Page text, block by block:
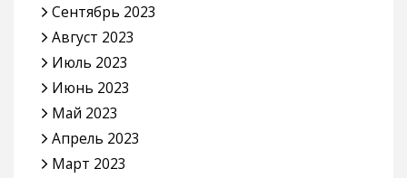
Сентябрь 2023
Август 2023
Июль 2023
Июнь 2023
Май 2023
Апрель 2023
Март 2023